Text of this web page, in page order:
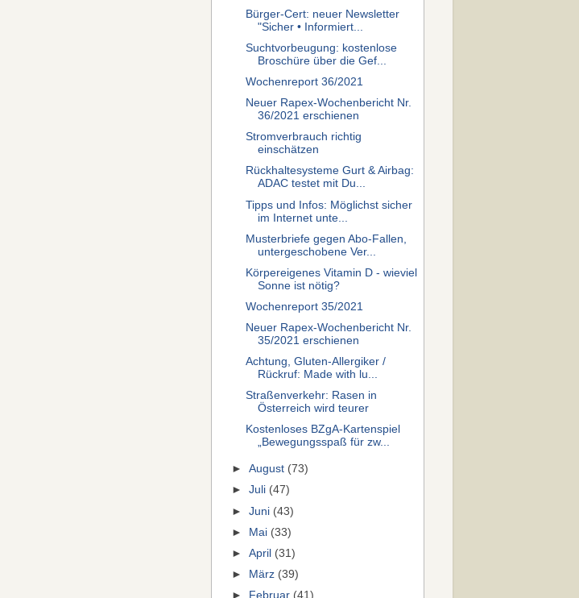
Bürger-Cert: neuer Newsletter
"Sicher • Informiert...
Suchtvorbeugung: kostenlose
Broschüre über die Gef...
Wochenreport 36/2021
Neuer Rapex-Wochenbericht Nr.
36/2021 erschienen
Stromverbrauch richtig
einschätzen
Rückhaltesysteme Gurt & Airbag:
ADAC testet mit Du...
Tipps und Infos: Möglichst sicher
im Internet unte...
Musterbriefe gegen Abo-Fallen,
untergeschobene Ver...
Körpereigenes Vitamin D - wieviel
Sonne ist nötig?
Wochenreport 35/2021
Neuer Rapex-Wochenbericht Nr.
35/2021 erschienen
Achtung, Gluten-Allergiker /
Rückruf: Made with lu...
Straßenverkehr: Rasen in
Österreich wird teurer
Kostenloses BZgA-Kartenspiel
„Bewegungsspaß für zw...
►August (73)
►Juli (47)
►Juni (43)
► Mai (33)
►April (31)
►
März (39)
►
Februar (41)